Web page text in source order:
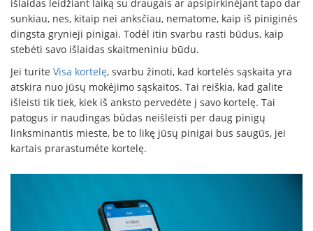
išlaidas leidžiant laiką su draugais ar apsipirkinėjant tapo dar
sunkiau, nes, kitaip nei anksčiau, nematome, kaip iš piniginės
dingsta grynieji pinigai. Todėl itin svarbu rasti būdus, kaip
stebėti savo išlaidas skaitmeniniu būdu.
Jei turite Visa kortelę, svarbu žinoti, kad kortelės sąskaita yra
atskira nuo jūsų mokėjimo sąskaitos. Tai reiškia, kad galite
išleisti tik tiek, kiek iš anksto pervedėte į savo kortelę. Tai
patogus ir naudingas būdas neišleisti per daug pinigų
linksminantis mieste, be to likę jūsų pinigai bus saugūs, jei
kartais prarastumėte kortelę.